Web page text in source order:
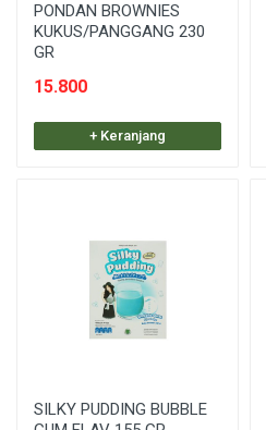
PONDAN BROWNIES
KUKUS/PANGGANG 230
GR
15.800
+ Keranjang
SILKY PUDDING BUBBLE